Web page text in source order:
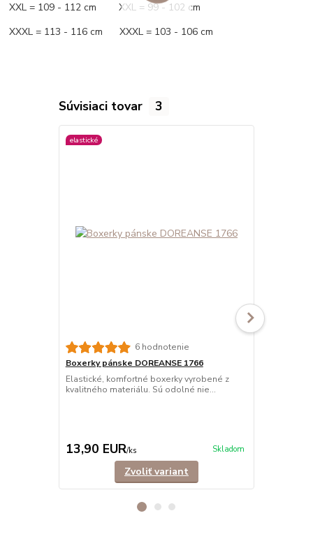
XXL = 109 - 112 cm XXL = 99 - 102 cm
XXXL = 113 - 116 cm XXXL = 103 - 106 cm
Súvisiaci tovar 3
elastické
6 hodnotenie
Boxerky pánske DOREANSE 1766
Elastické, komfortné boxerky vyrobené z
kvalitného materiálu. Sú odolné nie...
13,90 EUR/ks Skladom
Zvoliť variant